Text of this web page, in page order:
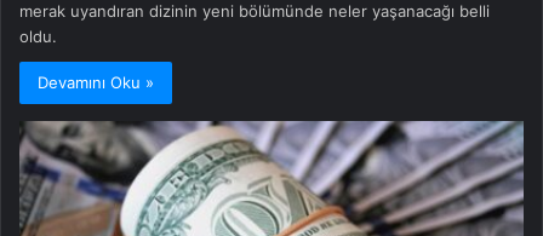
merak uyandıran dizinin yeni bölümünde neler yaşanacağı belli
oldu.
Devamını Oku »